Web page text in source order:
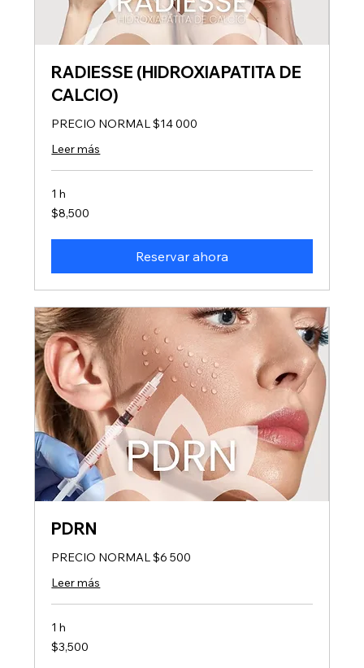
RADIESSE (HIDROXIAPATITA DE
CALCIO)
PRECIO NORMAL $14 000
Leer más
1 h
8,500
pesos
$8,500
Reservar ahora
PDRN
PRECIO NORMAL $6 500
Leer más
1 h
3,500
pesos
$3,500